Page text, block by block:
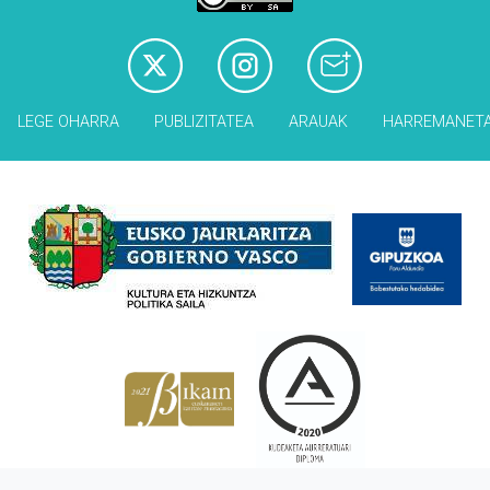
LEGE OHARRA PUBLIZITATEA ARAUAK